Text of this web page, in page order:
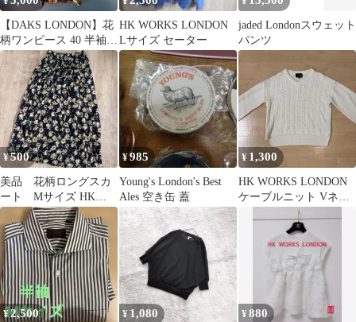
【DAKS LONDON】花
柄ワンピース 40 半袖
膝丈 上品 エレガント
HK WORKS LONDON
Lサイズ セーター
jaded Londonスウェット
パンツ
¥500
美品 花柄ロングスカ
ート Mサイズ HK
WORKS LONDON
¥985
Young's London's Best
Ales 空き缶 蓋
¥ 1,300
HK WORKS LONDON
ケーブルニット Vネッ
¥2,500 ¥ 1,080 ¥880